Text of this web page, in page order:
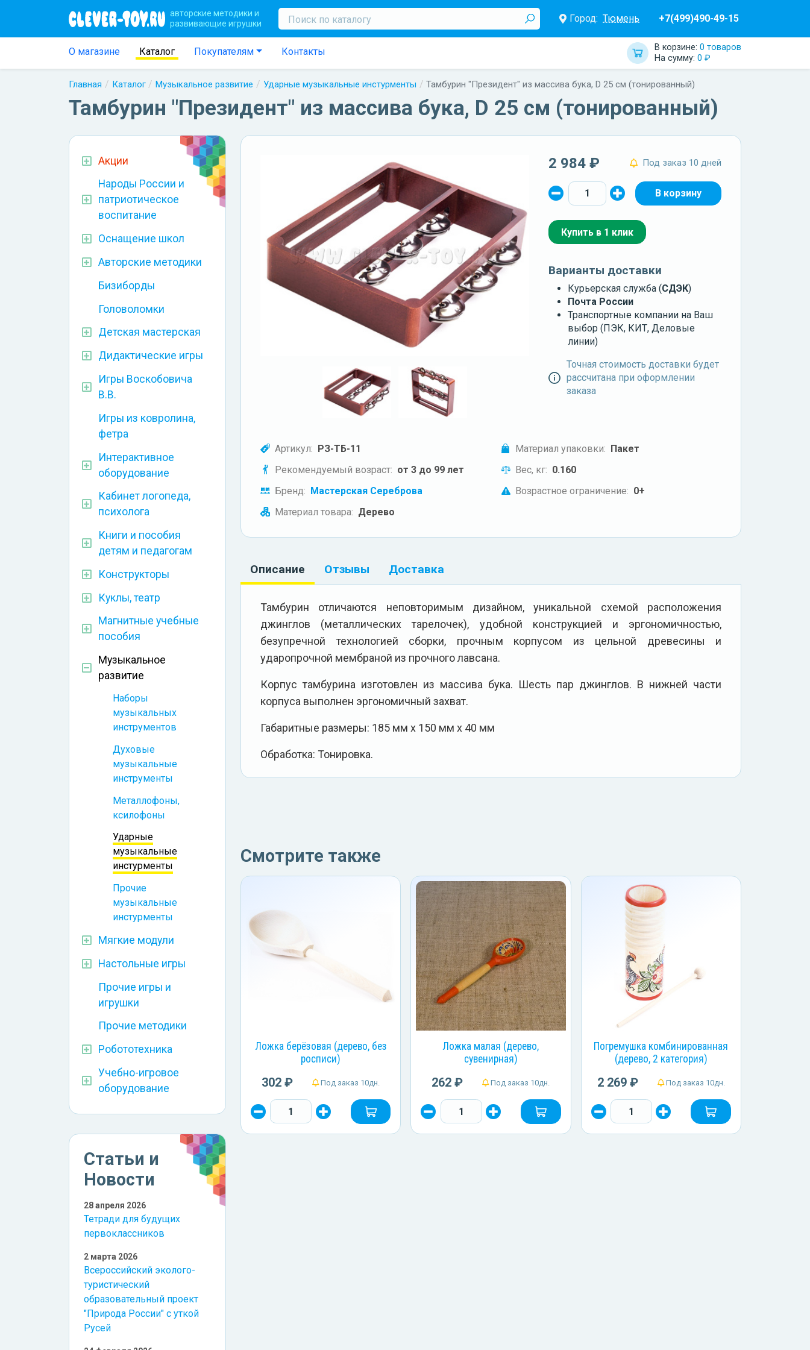
авторские методики и
развивающие игрушки
Город: Тюмень +7(499)490-49-15
О магазине Каталог Покупателям Контакты В корзине: 0 товаров
На сумму: 0 ₽
Главная Каталог Музыкальное развитие Ударные музыкальные инстурменты Тамбурин "Президент" из массива бука, D 25 см (тонированный)
Тамбурин "Президент" из массива бука, D 25 см (тонированный)
Акции
Народы России и
патриотическое
воспитание
Оснащение школ
Авторские методики
Бизиборды
Головоломки
Детская мастерская
Дидактические игры
Игры Воскобовича
В.В.
Игры из ковролина,
фетра
Интерактивное
оборудование
Кабинет логопеда,
психолога
Книги и пособия
детям и педагогам
Конструкторы
Куклы, театр
Магнитные учебные
пособия
Музыкальное
развитие
Наборы
музыкальных
инструментов
Духовые
музыкальные
инструменты
Металлофоны,
ксилофоны
Ударные
музыкальные
инстурменты
Прочие
музыкальные
инстурменты
Мягкие модули
Настольные игры
Прочие игры и
игрушки
Прочие методики
Робототехника
Учебно-игровое
оборудование
Статьи и
Новости
28 апреля 2026
Тетради для будущих
первоклассников
2 марта 2026
Всероссийский эколого-
туристический
образовательный проект
"Природа России" с уткой
Русей
2 984 ₽ Под заказ 10 дней
Купить в 1 клик
Варианты доставки
Курьерская служба (СДЭК)
Почта России
Транспортные компании на Ваш
выбор (ПЭК, КИТ, Деловые
линии)
Точная стоимость доставки будет
рассчитана при оформлении
заказа
Артикул: РЗ-ТБ-11
Рекомендуемый возраст: от 3 до 99 лет
Бренд: Мастерская Сереброва
Материал товара: Дерево
Материал упаковки: Пакет
Вес, кг: 0.160
Возрастное ограничение: 0+
Описание Отзывы Доставка
Тамбурин отличаются неповторимым дизайном, уникальной схемой расположения
джинглов (металлических тарелочек), удобной конструкцией и эргономичностью,
безупречной технологией сборки, прочным корпусом из цельной древесины и
ударопрочной мембраной из прочного лавсана.
Корпус тамбурина изготовлен из массива бука. Шесть пар джинглов. В нижней части
корпуса выполнен эргономичный захват.
Габаритные размеры: 185 мм х 150 мм х 40 мм
Обработка: Тонировка.
Смотрите также
Ложка берёзовая (дерево, без
росписи)
302 ₽ Под заказ 10дн.
Ложка малая (дерево,
сувенирная)
262 ₽ Под заказ 10дн.
Погремушка комбинированная
(дерево, 2 категория)
2 269 ₽ Под заказ 10дн.